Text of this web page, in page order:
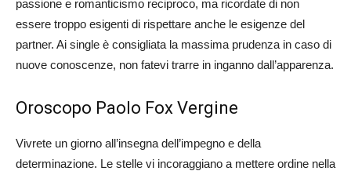
passione e romanticismo reciproco, ma ricordate di non
essere troppo esigenti di rispettare anche le esigenze del
partner. Ai single è consigliata la massima prudenza in caso di
nuove conoscenze, non fatevi trarre in inganno dall’apparenza.
Oroscopo Paolo Fox Vergine
Vivrete un giorno all’insegna dell’impegno e della
determinazione. Le stelle vi incoraggiano a mettere ordine nella